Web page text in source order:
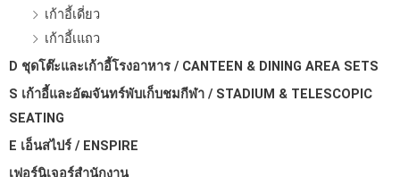
เก้าอี้เดี่ยว
เก้าอี้เแถว
D ชุดโต๊ะและเก้าอี้โรงอาหาร / CANTEEN & DINING AREA SETS
S เก้าอี้และอัฒจันทร์พับเก็บชมกีฬา / STADIUM & TELESCOPIC
SEATING
E เอ็นสไปร์ / ENSPIRE